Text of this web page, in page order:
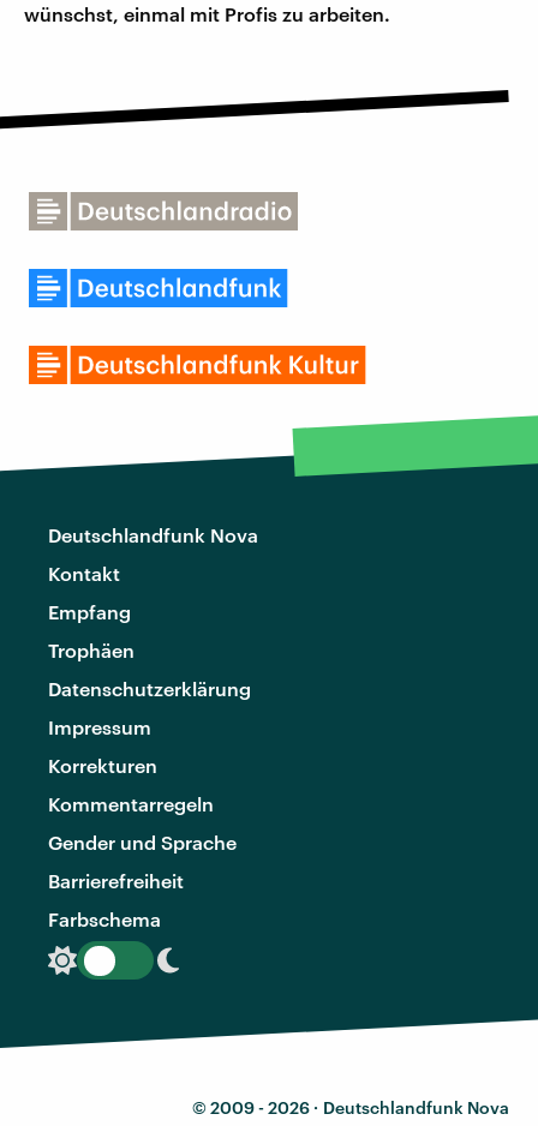
wünschst, einmal mit Profis zu arbeiten.
Deutschlandfunk Nova
Kontakt
Empfang
Trophäen
Datenschutzerklärung
Impressum
Korrekturen
Kommentarregeln
Gender und Sprache
Barrierefreiheit
Farbschema
© 2009 - 2026 · Deutschlandfunk Nova